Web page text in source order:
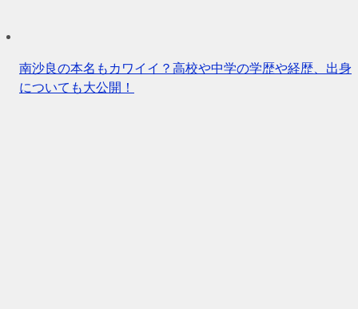
南沙良の本名もカワイイ？高校や中学の学歴や経歴、出身
についても大公開！